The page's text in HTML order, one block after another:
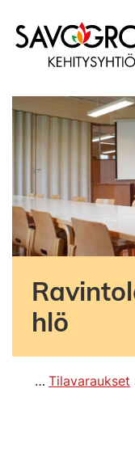
Etusivu
hlö
Tilavaraukset